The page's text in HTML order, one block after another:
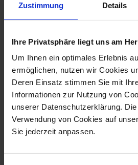
Zustimmung Details
Ihre Privatsphäre liegt uns am
Um Ihnen ein optimales Erlebnis
ermöglichen, nutzen wir Cookies
Deren Einsatz stimmen Sie mit
Informationen zur Nutzung von
unserer Datenschutzerklärung.
Verwendung von Cookies auf
Sie jederzeit anpassen.
more products